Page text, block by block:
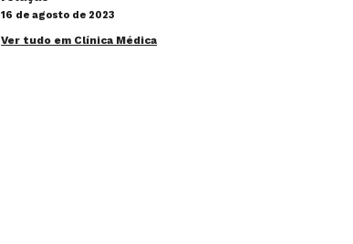
16 de agosto de 2023
Ver tudo em Clínica Médica